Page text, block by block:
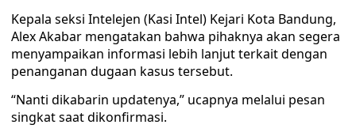
Kepala seksi Intelejen (Kasi Intel) Kejari Kota Bandung,
Alex Akabar mengatakan bahwa pihaknya akan segera
menyampaikan informasi lebih lanjut terkait dengan
penanganan dugaan kasus tersebut.
“Nanti dikabarin updatenya,” ucapnya melalui pesan
singkat saat dikonfirmasi.